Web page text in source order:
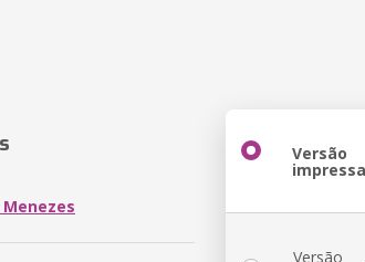
Versão
impressa
Versão